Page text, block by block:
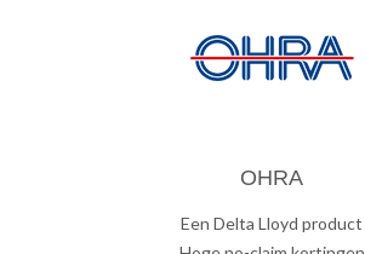
OHRA
Een Delta Lloyd product